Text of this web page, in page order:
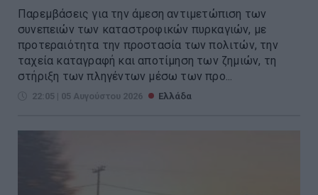
Παρεμβάσεις για την άμεση αντιμετώπιση των
συνεπειών των καταστροφικών πυρκαγιών, με
προτεραιότητα την προστασία των πολιτών, την
ταχεία καταγραφή και αποτίμηση των ζημιών, τη
στήριξη των πληγέντων μέσω των προ...
22:05 | 05 Αυγούστου 2026 Ελλάδα